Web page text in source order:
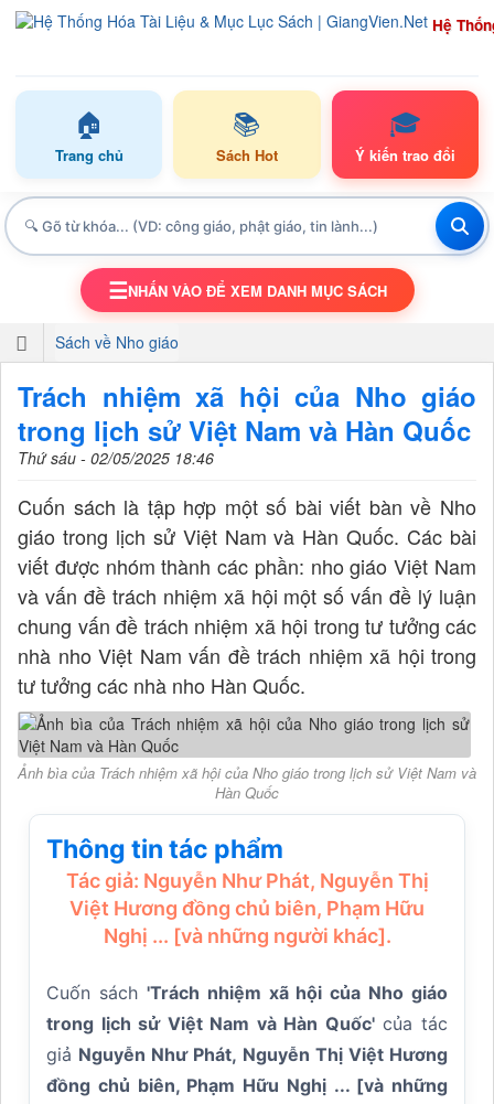
Hệ
🏠
Trang chủ
📚
Sách Hot
🎓
Ý kiến trao đổi
TOGGLE NAVIGATION
☰NHẤN VÀO ĐỂ XEM DANH MỤC SÁCH
Sách về Nho giáo
Trách nhiệm xã hội của Nho giáo
trong lịch sử Việt Nam và Hàn Quốc
Thứ sáu - 02/05/2025 18:46
Cuốn sách là tập hợp một số bài viết bàn về Nho
giáo trong lịch sử Việt Nam và Hàn Quốc. Các bài
viết được nhóm thành các phần: nho giáo Việt Nam
và vấn đề trách nhiệm xã hội một số vấn đề lý luận
chung vấn đề trách nhiệm xã hội trong tư tưởng các
nhà nho Việt Nam vấn đề trách nhiệm xã hội trong
tư tưởng các nhà nho Hàn Quốc.
Ảnh bìa của Trách nhiệm xã hội của Nho giáo trong lịch sử Việt Nam và
Hàn Quốc
Thông tin tác phẩm
Tác giả: Nguyễn Như Phát, Nguyễn Thị
Việt Hương đồng chủ biên, Phạm Hữu
Nghị ... [và những người khác].
Cuốn sách 'Trách nhiệm xã hội của Nho giáo
trong lịch sử Việt Nam và Hàn Quốc'của tác
giả Nguyễn Như Phát, Nguyễn Thị Việt Hương
đồng chủ biên, Phạm Hữu Nghị ... [và những